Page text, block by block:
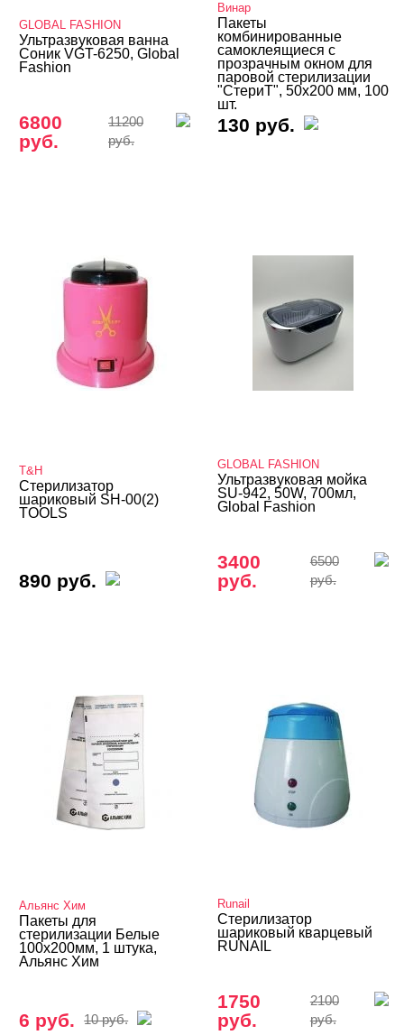
GLOBAL FASHION
Ультразвуковая ванна
Соник VGT-6250, Global
Fashion
6800
руб.
11200
руб.
Винар
Пакеты
комбинированные
самоклеящиеся с
прозрачным окном для
паровой стерилизации
"СтериТ", 50х200 мм, 100
шт.
130 руб.
T&H
Стерилизатор
шариковый SH-00(2)
TOOLS
890 руб.
GLOBAL FASHION
Ультразвуковая мойка
SU-942, 50W, 700мл,
Global Fashion
3400
руб.
6500
руб.
Альянс Хим
Пакеты для
стерилизации Белые
100x200мм, 1 штука,
Альянс Хим
6 руб. 10 руб.
Runail
Стерилизатор
шариковый кварцевый
RUNAIL
1750
руб.
2100
руб.